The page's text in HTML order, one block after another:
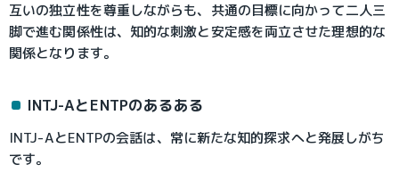
互いの独立性を尊重しながらも、共通の目標に向かって二人三
脚で進む関係性は、知的な刺激と安定感を両立させた理想的な
関係となります。
INTJ-AとENTPのあるある
INTJ-AとENTPの会話は、常に新たな知的探求へと発展しがち
です。